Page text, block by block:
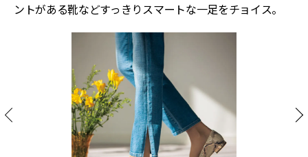
ントがある靴などすっきりスマートな一足をチョイス。